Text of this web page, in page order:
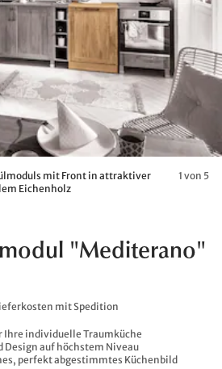
mit Front in attraktiver
Eichenholz
1 von 5
"Mediterano"
mit Spedition
individuelle Traumküche
auf höchstem Niveau
perfekt abgestimmtes Küchenbild